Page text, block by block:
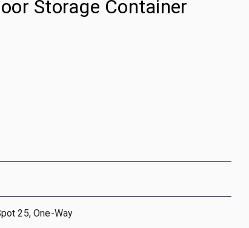
Storage Container
25, One-Way